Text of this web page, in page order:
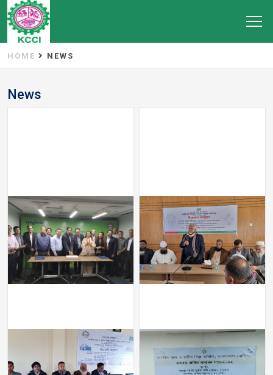
HOME NEWS
News
22.03.2023 Successfully
complete MoU Signing
Ceremony between
NASCIB and Syngenta
Bangladesh Ltd.
কিশোরগঞ্জ জেলায় এসএমই সংশ্লিষ্ট
ট্রেডবডিজের দক্ষতা উন্নয়ন বিষয়
কর্মশালা
নাসিব সিনিয়র সহ-সভাপতি জনাব
মোহাম্মদ মুজিবুর রহমান নীলফামারী
জেলা শাখায়
নাসিব- এর ৩৭তম বার্ষিক সাধারণ
সভা-২০২২ অনুষ্ঠিত